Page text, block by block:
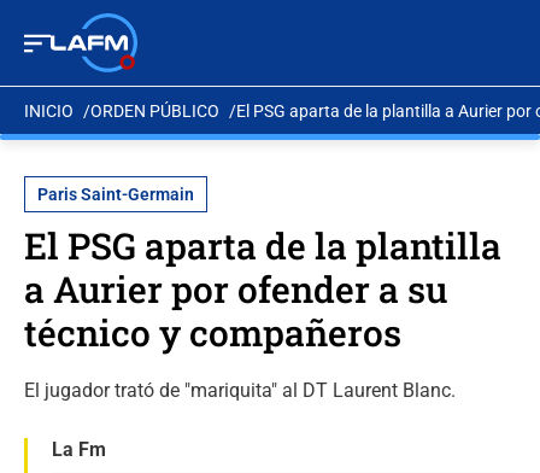
INICIO ORDEN PÚBLICO El PSG aparta de la plantilla a Aurier
Paris Saint-Germain
El PSG aparta de la plantilla
a Aurier por ofender a su
técnico y compañeros
El jugador trató de "mariquita" al DT Laurent Blanc.
La Fm